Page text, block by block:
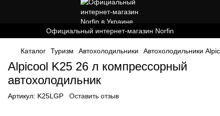
Официальный интернет-магазин Norfin
Каталог Туризм Автохолодильники Автохолодильники
Alpicool K25 26 л компрессорный
автохолодильник
Артикул: K25LGP Оставить отзыв